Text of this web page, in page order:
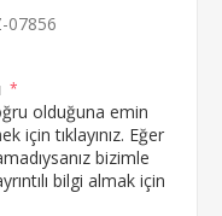
07856
*
olduğuna emin
için tıklayınız. Eğer
bizimle
bilgi almak için